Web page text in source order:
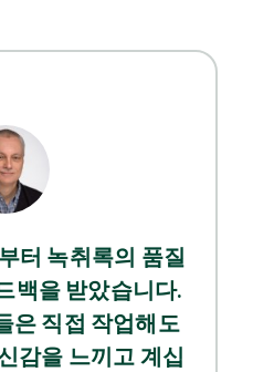
터 녹취록의 품질
백을 받았습니다.
은 직접 작업해도
감을 느끼고 계십